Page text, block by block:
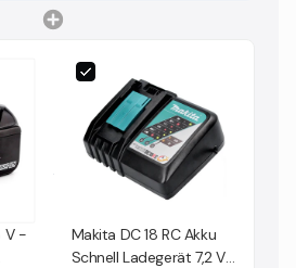
V -
Makita DC 18 RC Akku
Schnell Ladegerät 7,2 V